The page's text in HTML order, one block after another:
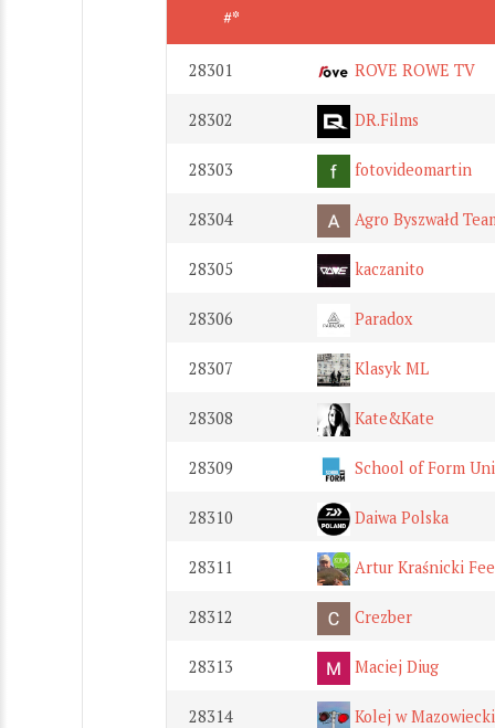
#*
28301 ROVE ROWE TV
28302 DR.Films
28303 fotovideomartin
28304 Agro Byszwałd
28305 kaczanito
28306 Paradox
28307 Klasyk ML
28308 Kate&Kate
28309 School of Form
28310 Daiwa Polska
28311 Artur Kraśnicki
28312 Crezber
28313 Maciej Diug
28314 Kolej w